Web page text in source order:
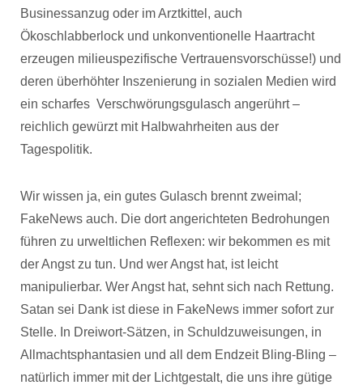
Businessanzug oder im Arztkittel, auch
Ökoschlabberlock und unkonventionelle Haartracht
erzeugen milieuspezifische Vertrauensvorschüsse!) und
deren überhöhter Inszenierung in sozialen Medien wird
ein scharfes Verschwörungsgulasch angerührt –
reichlich gewürzt mit Halbwahrheiten aus der
Tagespolitik.
Wir wissen ja, ein gutes Gulasch brennt zweimal;
FakeNews auch. Die dort angerichteten Bedrohungen
führen zu urweltlichen Reflexen: wir bekommen es mit
der Angst zu tun. Und wer Angst hat, ist leicht
manipulierbar. Wer Angst hat, sehnt sich nach Rettung.
Satan sei Dank ist diese in FakeNews immer sofort zur
Stelle. In Dreiwort-Sätzen, in Schuldzuweisungen, in
Allmachtsphantasien und all dem Endzeit Bling-Bling –
natürlich immer mit der Lichtgestalt, die uns ihre gütige